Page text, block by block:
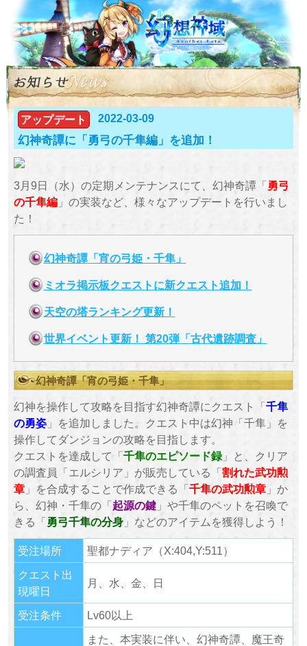
アップデート 2022-03-09
幻神奇譚に「勇弓の千隼編」を追加！
3月9日（水）の定期メンテナンスにて、幻神奇譚「勇弓
の千隼編」の実装など、様々なアップデートを行いまし
た！
幻神奇譚「宵の弓姫・千隼」
ミオラ掲示板クエストに新クエスト追加！
天空の塔ランキング更新！
世界イベント更新！ 第20弾「古代遺跡調査」
幻神奇譚「宵の弓姫・千隼」
幻神を操作して攻略を目指す幻神奇譚にクエスト「千隼
の勇姿」を追加しました。クエスト中は幻神「千隼」を
操作してダンジョンの攻略を目指します。
クエストを達成して「千隼のエピソード録」と、クリア
の調査員「エルシリア」が販売している「割れた武功勲
章」を合成することで作成できる「千隼の武功勲章」か
ら、幻神・千隼の「起源の鍵」や千隼のペットを召喚で
きる「勇弓千隼の分身」などのアイテムを獲得しよう！
受注場所
聖都ナディア（X:404,Y:511）
クエスト出
現曜日
月、水、金、日
受注条件 Lv60以上
また、本実装に伴い、幻神奇譚、魔王奇